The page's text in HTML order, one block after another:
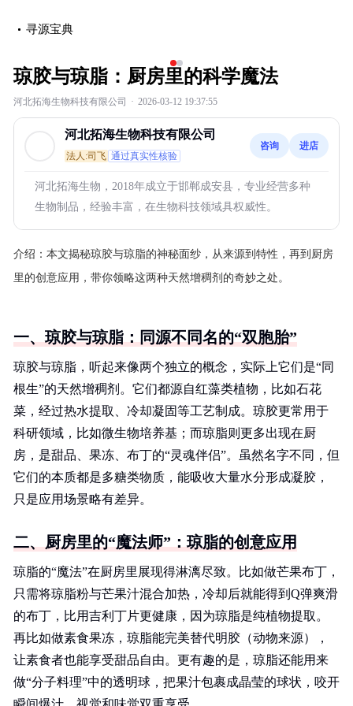
寻源宝典
琼胶与琼脂：厨房里的科学魔法
河北拓海生物科技有限公司 · 2026-03-12 19:37:55
河北拓海生物科技有限公司
法人:司飞 通过真实性核验
咨询 进店
河北拓海生物，2018年成立于邯郸成安县，专业经营多种
生物制品，经验丰富，在生物科技领域具权威性。
介绍： 本文揭秘琼胶与琼脂的神秘面纱，从来源到特性，再到厨房
里的创意应用，带你领略这两种天然增稠剂的奇妙之处。
一、琼胶与琼脂：同源不同名的“双胞胎”
琼胶与琼脂，听起来像两个独立的概念，实际上它们是“同
根生”的天然增稠剂。它们都源自红藻类植物，比如石花
菜，经过热水提取、冷却凝固等工艺制成。琼胶更常用于
科研领域，比如微生物培养基；而琼脂则更多出现在厨
房，是甜品、果冻、布丁的“灵魂伴侣”。虽然名字不同，但
它们的本质都是多糖类物质，能吸收大量水分形成凝胶，
只是应用场景略有差异。
二、厨房里的“魔法师”：琼脂的创意应用
琼脂的“魔法”在厨房里展现得淋漓尽致。比如做芒果布丁，
只需将琼脂粉与芒果汁混合加热，冷却后就能得到Q弹爽滑
的布丁，比用吉利丁片更健康，因为琼脂是纯植物提取。
再比如做素食果冻，琼脂能完美替代明胶（动物来源），
让素食者也能享受甜品自由。更有趣的是，琼脂还能用来
做“分子料理”中的透明球，把果汁包裹成晶莹的球状，咬开